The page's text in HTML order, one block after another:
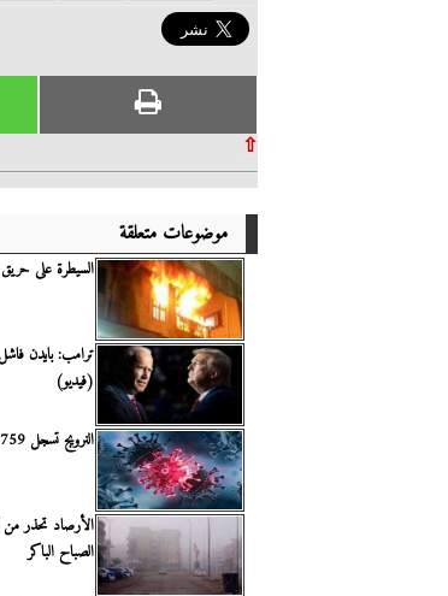
⇧
موضوعات متعلقة
السيطرة على
ترامب: بايدن
(فيديو)
النرويج تسجل 4759 إصابة جديدة بكورونا و73 وفاة
الأرصاد تحذر من
الصباح الباكر